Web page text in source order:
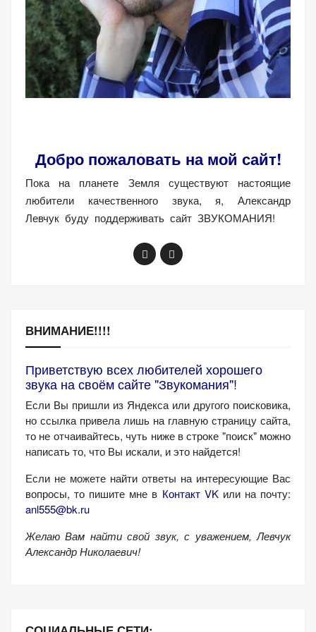
Добро пожаловать на мой сайт!
Пока на планете Земля существуют настоящие
любители качественного звука, я, Александр
Левчук буду поддерживать сайт ЗВУКОМАНИЯ!
ВНИМАНИЕ!!!!
Приветствую всех любителей хорошего
звука на своём сайте "Звукомания"!
Если Вы пришли из Яндекса или другого поисковика,
но ссылка привела лишь на главную страницу сайта,
то не отчаивайтесь, чуть ниже в строке "поиск" можно
написать то, что Вы искали, и это найдется!
Если не можете найти ответы на интересующие Вас
вопросы, то пишите мне в Контакт VKили на почту:
anl555@bk.ru
Желаю Вам найти свой звук, с уважением, Левчук
Александр Николаевич!
(Яндекс.Метрика).
Анонимно, без
персональных
данных.
персонализированная
реклама на основе
Рассказывая о своих
интересах и
контента и